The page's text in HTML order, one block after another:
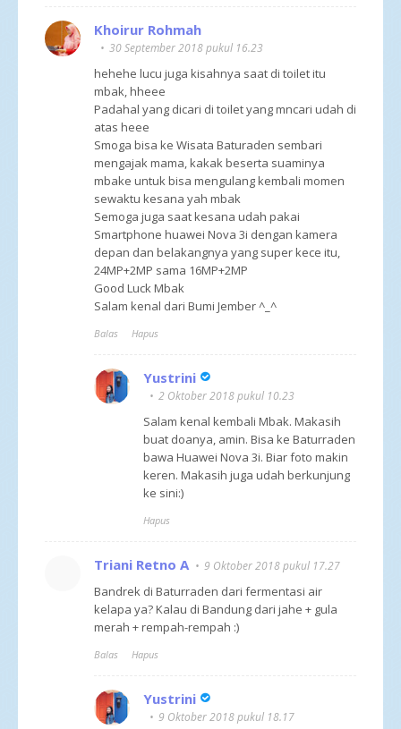
Khoirur Rohmah
30 September 2018 pukul 16.23
hehehe lucu juga kisahnya saat di toilet itu
mbak, hheee
Padahal yang dicari di toilet yang mncari udah di
atas heee
Smoga bisa ke Wisata Baturaden sembari
mengajak mama, kakak beserta suaminya
mbake untuk bisa mengulang kembali momen
sewaktu kesana yah mbak
Semoga juga saat kesana udah pakai
Smartphone huawei Nova 3i dengan kamera
depan dan belakangnya yang super kece itu,
24MP+2MP sama 16MP+2MP
Good Luck Mbak
Salam kenal dari Bumi Jember ^_^
Balas Hapus
Yustrini
2 Oktober 2018 pukul 10.23
Salam kenal kembali Mbak. Makasih
buat doanya, amin. Bisa ke Baturraden
bawa Huawei Nova 3i. Biar foto makin
keren. Makasih juga udah berkunjung
ke sini:)
Hapus
Triani Retno A 9 Oktober 2018 pukul 17.27
Bandrek di Baturraden dari fermentasi air
kelapa ya? Kalau di Bandung dari jahe + gula
merah + rempah-rempah :)
Balas Hapus
Yustrini
9 Oktober 2018 pukul 18.17